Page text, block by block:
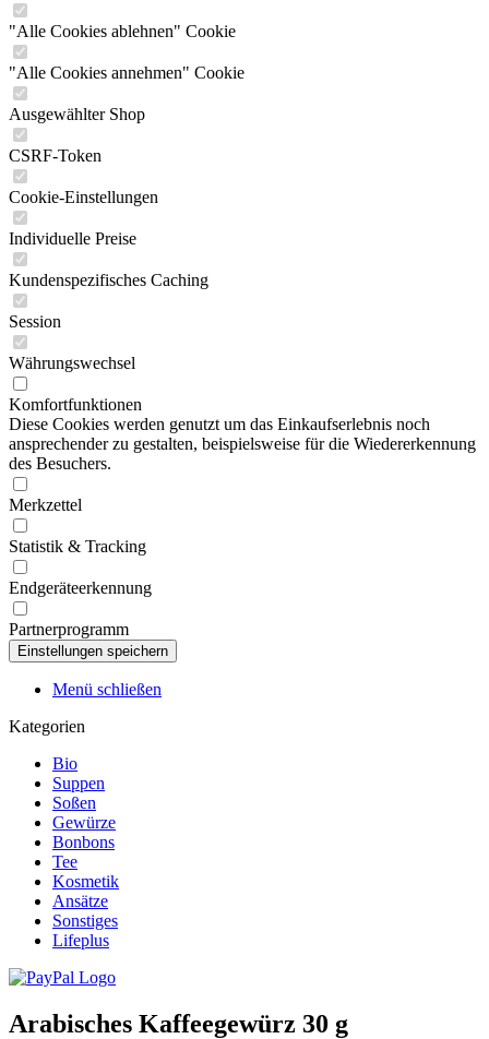
"Alle Cookies ablehnen" Cookie
"Alle Cookies annehmen" Cookie
Ausgewählter Shop
CSRF-Token
Cookie-Einstellungen
Individuelle Preise
Kundenspezifisches Caching
Session
Währungswechsel
Komfortfunktionen
Diese Cookies werden genutzt um das Einkaufserlebnis noch
ansprechender zu gestalten, beispielsweise für die Wiedererkennung
des Besuchers.
Merkzettel
Statistik & Tracking
Endgeräteerkennung
Partnerprogramm
Menü schließen
Kategorien
Bio
Suppen
Soßen
Gewürze
Bonbons
Tee
Kosmetik
Ansätze
Sonstiges
Lifeplus
Arabisches Kaffeegewürz 30 g